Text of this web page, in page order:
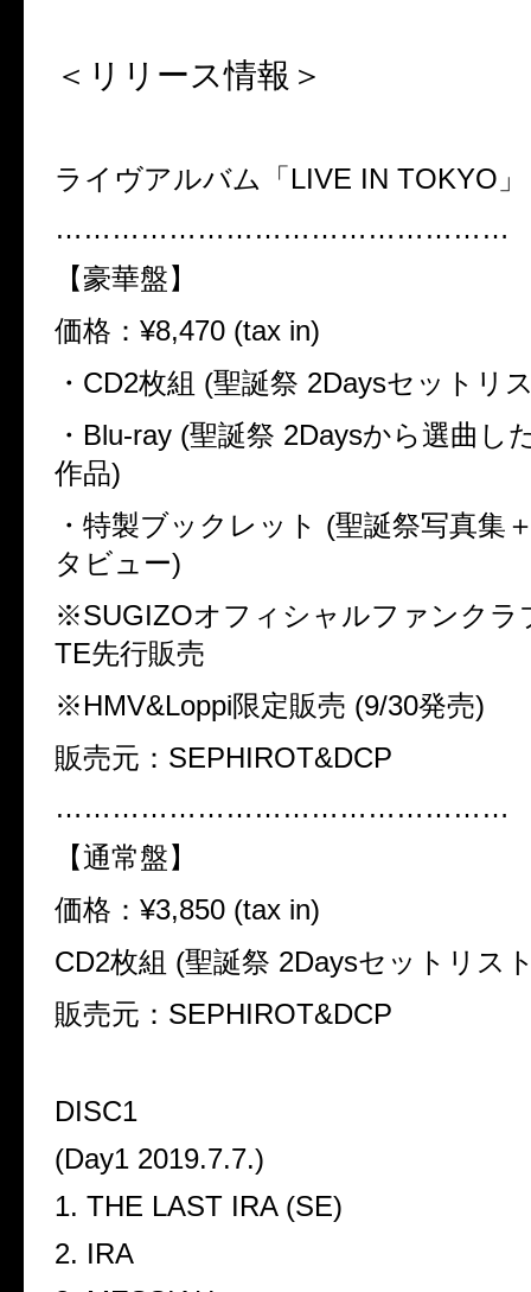
＜リリース情報＞
ライヴアルバム「LIVE IN TOKYO」
…………………………………………
【豪華盤】
価格： ¥8,470 (tax in)
・CD2枚組 (聖誕祭 2Daysセットリ
・Blu-ray (聖誕祭 2Daysから選曲し
作品)
・特製ブックレット (聖誕祭写真集
タビュー)
※SUGIZOオフィシャルファンクラ
TE先行販売
※HMV&Loppi限定販売 (9/30発売)
販売元：SEPHIROT&DCP
…………………………………………
【通常盤】
価格： ¥3,850 (tax in)
CD2枚組 (聖誕祭 2Daysセットリス
販売元：SEPHIROT&DCP
DISC1
(Day1 2019.7.7.)
1. THE LAST IRA (SE)
2. IRA